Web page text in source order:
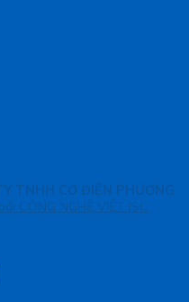
TNHH CƠ ĐIỆN PHƯƠNG
CÔNG NGHỆ VIỆT JSC